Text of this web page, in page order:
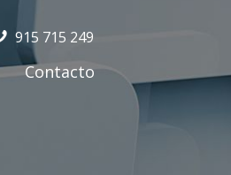
915 715 249
Contacto